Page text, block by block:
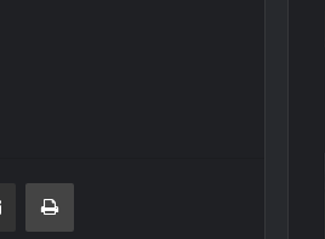
E-Posta ile paylaş Yazdır